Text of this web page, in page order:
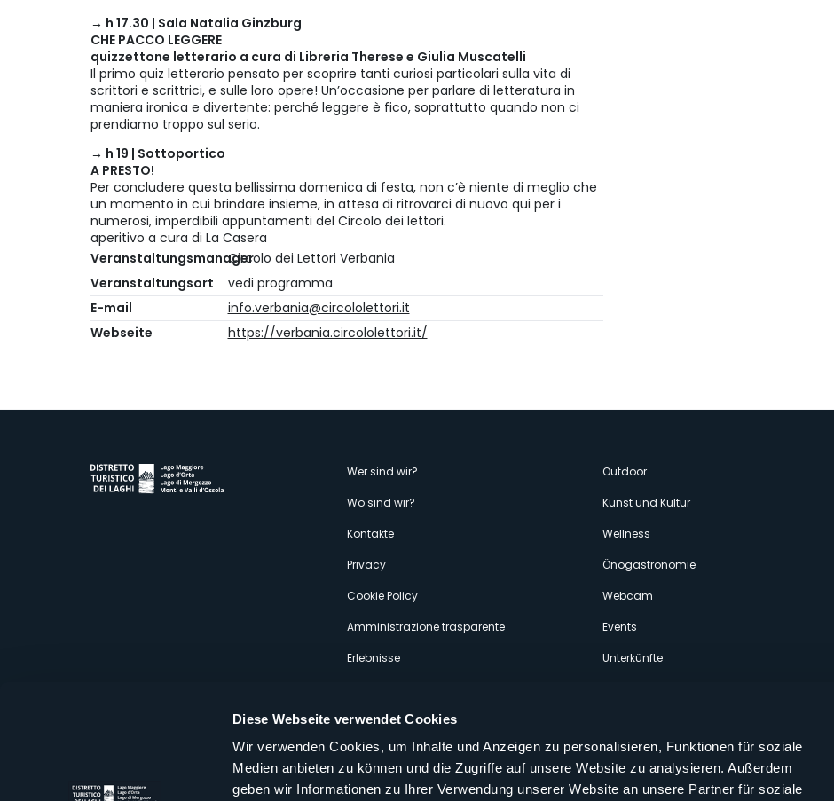
Diese Webseite verwendet Cookies
Wir verwenden Cookies, um Inhalte und Anzeigen zu personalisieren, Funktionen für soziale
Medien anbieten zu können und die Zugriffe auf unsere Website zu analysieren. Außerdem
geben wir Informationen zu Ihrer Verwendung unserer Website an unsere Partner für soziale
→ h 17.30 | Sala Natalia Ginzburg
CHE PACCO LEGGERE
quizzettone letterario a cura di Libreria Therese e Giulia Muscatelli
Il primo quiz letterario pensato per scoprire tanti curiosi particolari sulla vita di
scrittori e scrittrici, e sulle loro opere! Un’occasione per parlare di letteratura in
maniera ironica e divertente: perché leggere è fico, soprattutto quando non ci
prendiamo troppo sul serio.
→ h 19 | Sottoportico
A PRESTO!
Per concludere questa bellissima domenica di festa, non c’è niente di meglio che
un momento in cui brindare insieme, in attesa di ritrovarci di nuovo qui per i
numerosi, imperdibili appuntamenti del Circolo dei lettori.
aperitivo a cura di La Casera
VeranstaltungsmanagerCircolo dei Lettori Verbania
Veranstaltungsort
vedi programma
E-mail
info.verbania@circololettori.it
Webseite
https://verbania.circololettori.it/
Menù
secondario
Wer sind wir?
Wo sind wir?
Kontakte
Privacy
Cookie Policy
Amministrazione trasparente
Erlebnisse
Outdoor
Kunst und Kultur
Wellness
Önogastronomie
Webcam
Events
Unterkünfte
Distretto Turistico dei Laghi Scrl
Sede legale e operativa: Corso Italia 26 - 28838 Stresa VB - Italy
Folgen Sie uns auf unseren sozialen Profilen